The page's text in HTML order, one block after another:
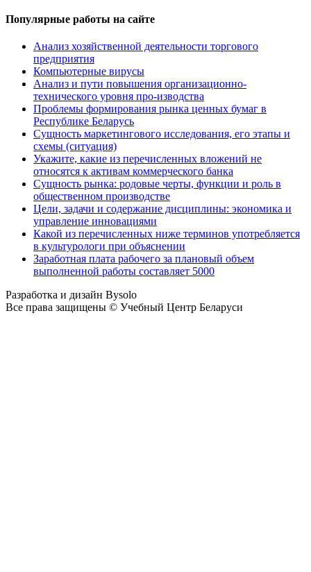
Популярные работы на сайте
Анализ хозяйственной деятельности торгового
предприятия
Компьютерные вирусы
Анализ и пути повышения организационно-
технического уровня про-изводства
Проблемы формирования рынка ценных бумаг в
Республике Беларусь
Сущность маркетингового исследования, его этапы и
схемы (ситуация)
Укажите, какие из перечисленных вложений не
относятся к активам коммерческого банка
Сущность рынка: родовые черты, функции и роль в
общественном производстве
Цели, задачи и содержание дисциплины: экономика и
управление инновациями
Какой из перечисленных ниже терминов употребляется
в культурологи при объяснении
Заработная плата рабочего за плановый объем
выполненной работы составляет 5000
Разработка и дизайн Bysolo
Все права защищены © Учебный Центр Беларуси